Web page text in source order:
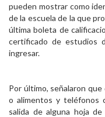
pueden mostrar como
de la escuela de la que
última boleta de
certificado de estudios
ingresar.
Por último, señalaron
o alimentos y teléfonos
salida de alguna hoja